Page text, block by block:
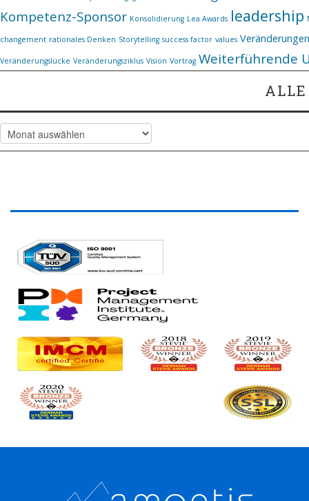
Kompetenz-Sponsor Konsolidierung Lea Awards leadership
changement rationales Denken Storytelling success factor values Veränderungen
Veränderungslücke Veränderungsziklus Vision Vortrag Weiterführende
Alle
Artikel